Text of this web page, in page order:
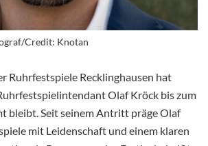
Credit: Knotan
Ruhrfestspiele Recklinghausen hat
Olaf Kröck bis zum
bleibt. Seit seinem Antritt präge Olaf
mit Leidenschaft und einem klaren